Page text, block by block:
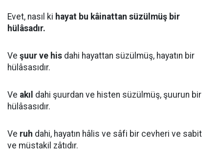
Evet, nasıl ki hayat bu kâinattan süzülmüş bir
hülâsadır.
Ve şuur ve his dahi hayattan süzülmüş, hayatın bir
hülâsasıdır.
Ve akıl dahi şuurdan ve histen süzülmüş, şuurun bir
hülâsasıdır.
Ve ruh dahi, hayatın hâlis ve sâfi bir cevheri ve sabit
ve müstakil zâtıdır.